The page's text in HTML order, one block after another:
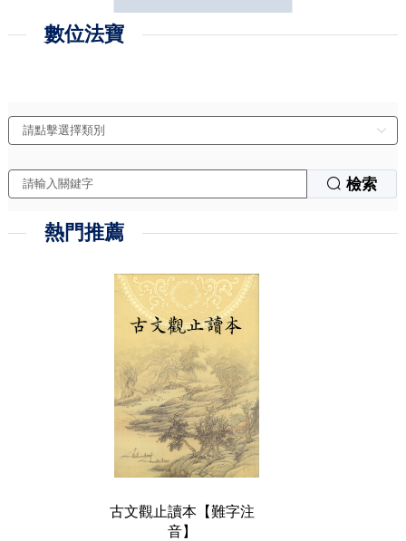
數位法寶
檢索
熱門推薦
古文觀止讀本【難字注
音】